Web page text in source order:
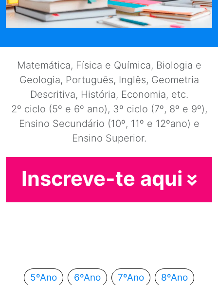
Matemática, Física e Química, Biologia e
Geologia, Português, Inglês, Geometria
Descritiva, História, Economia, etc.
2º ciclo (5º e 6º ano), 3º ciclo (7º, 8º e 9º),
Ensino Secundário (10º, 11º e 12ºano) e
Ensino Superior.
Inscreve-te aqui
5ºAno 6ºAno 7ºAno 8ºAno